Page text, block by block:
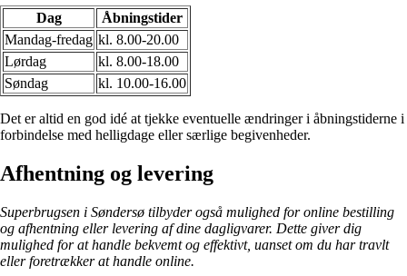
Dag
Åbningstider
Mandag-fredag kl. 8.00-20.00
Lørdag
kl. 8.00-18.00
Søndag
kl. 10.00-16.00
Det er altid en god idé at tjekke eventuelle ændringer i åbningstiderne i
forbindelse med helligdage eller særlige begivenheder.
Afhentning og levering
Superbrugsen i Søndersø tilbyder også mulighed for online bestilling
og afhentning eller levering af dine dagligvarer. Dette giver dig
mulighed for at handle bekvemt og effektivt, uanset om du har travlt
eller foretrækker at handle online.